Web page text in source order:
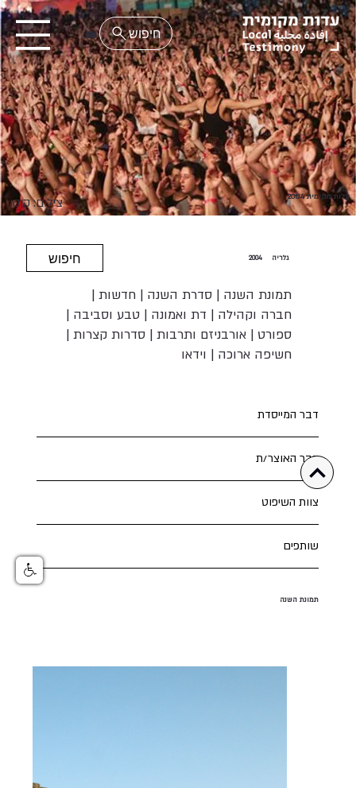
חיפוש EN
עדות מקומית 2004 צילום: קוקו
גלריה 2004 חיפוש
תמונת השנה |סדרת השנה |חדשות|
חברה וקהילה | דת ואמונה |טבע וסביבה |
ספורט |אורבניזם ותרבות |סדרות קצרות |
חשיפה ארוכה | וידאו
דבר המייסדת
דבר האוצר/ת
צוות השיפוט
שותפים
תמונת השנה